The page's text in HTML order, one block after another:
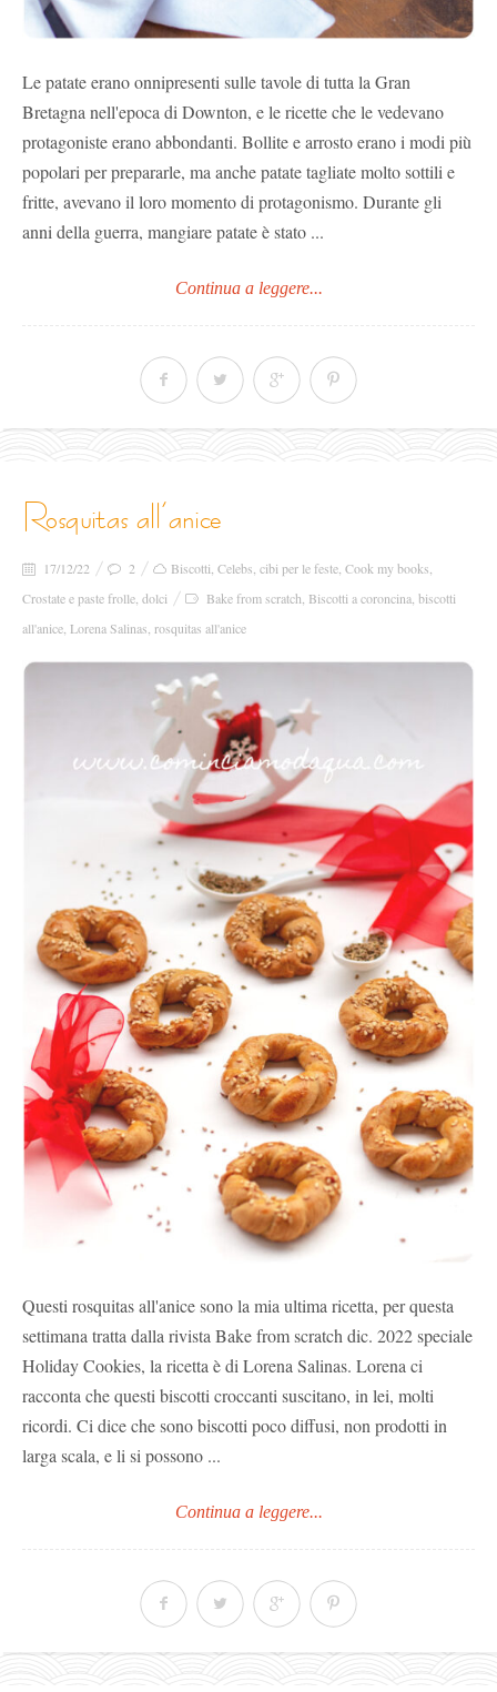
Le patate erano onnipresenti sulle tavole di tutta la Gran
Bretagna nell'epoca di Downton, e le ricette che le vedevano
protagoniste erano abbondanti. Bollite e arrosto erano i modi più
popolari per prepararle, ma anche patate tagliate molto sottili e
fritte, avevano il loro momento di protagonismo. Durante gli
anni della guerra, mangiare patate è stato ...
Continua a leggere...
rosquitas all’anice
17/12/22 2 Biscotti Celebs cibi per le feste Cook my books
Crostate e paste frolle dolci Bake from scratch Biscotti a coroncina biscotti
all'anice Lorena Salinas rosquitas all'anice
Questi rosquitas all'anice sono la mia ultima ricetta, per questa
settimana tratta dalla rivista Bake from scratch dic. 2022 speciale
Holiday Cookies, la ricetta è di Lorena Salinas. Lorena ci
racconta che questi biscotti croccanti suscitano, in lei, molti
ricordi. Ci dice che sono biscotti poco diffusi, non prodotti in
larga scala, e li si possono ...
Continua a leggere...